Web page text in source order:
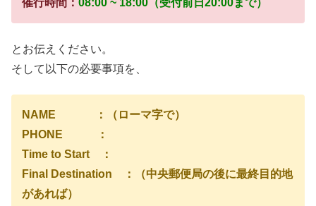
催行時間： 08:00 ~ 18:00（受付前日20:00まで）
とお伝えください。
そして以下の必要事項を、
NAME ：（ローマ字で）
PHONE ：
Time to Start ：
Final Destination ：（中央郵便局の後に最終目的地
があれば）